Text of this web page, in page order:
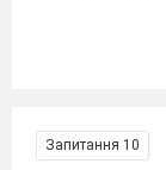
Запитання 10